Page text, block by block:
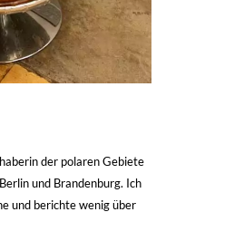
der polaren Gebiete
und Brandenburg. Ich
und berichte wenig über